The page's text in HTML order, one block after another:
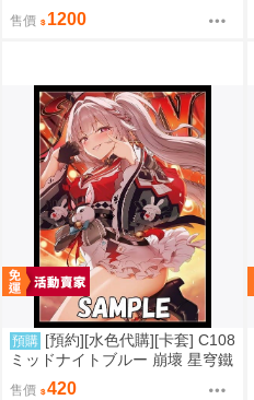
道 銀狼
售價 1200
預購 [預約][水色代購][卡套] C108
ミッドナイトブルー 崩壞 星穹鐵
道 火花
售價 420